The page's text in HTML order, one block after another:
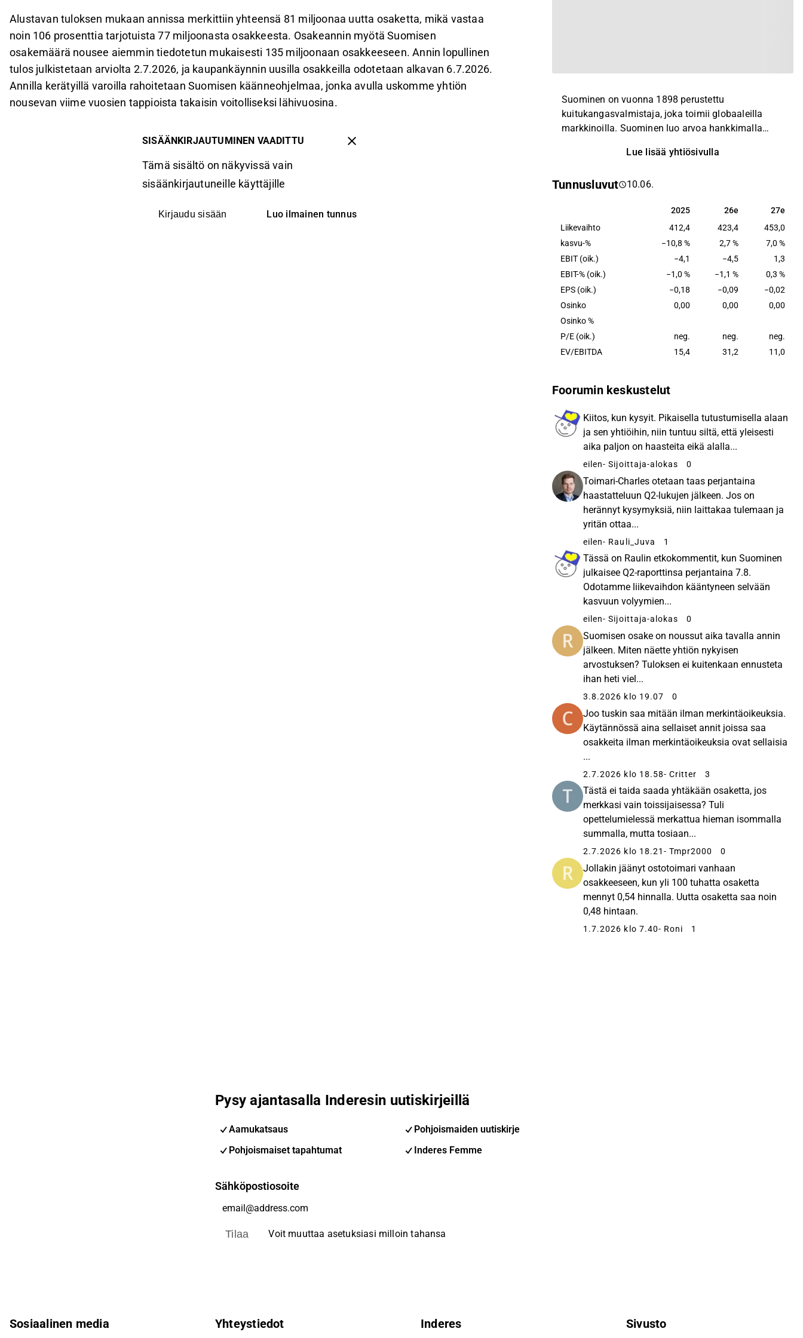
Alustavan tuloksen mukaan annissa merkittiin yhteensä 81 miljoonaa uutta osaketta, mikä vastaa
noin 106 prosenttia tarjotuista 77 miljoonasta osakkeesta. Osakeannin myötä Suomisen
osakemäärä nousee aiemmin tiedotetun mukaisesti 135 miljoonaan osakkeeseen. Annin lopullinen
tulos julkistetaan arviolta 2.7.2026, ja kaupankäynnin uusilla osakkeilla odotetaan alkavan 6.7.2026.
Annilla kerätyillä varoilla rahoitetaan Suomisen käänneohjelmaa, jonka avulla uskomme yhtiön
nousevan viime vuosien tappioista takaisin voitolliseksi lähivuosina.
SISÄÄNKIRJAUTUMINEN VAADITTU
Tämä sisältö on näkyvissä vain
sisäänkirjautuneille käyttäjille
Kirjaudu sisään Luo ilmainen tunnus
Suominen on vuonna 1898 perustettu
kuitukangasvalmistaja, joka toimii globaaleilla
markkinoilla. Suominen luo arvoa hankkimalla
kuitukankaita, joita asiakkaat jatkojalostavat
Suomisella on kaksi liiketoiminta-aluetta: Amerikat
Suominen on myös maailmanlaajuinen
markkinajohtaja ja yksi maailman suurimmista
vesineulausteknologialla valmistettujen
kuitukankaiden valmistajista.
Lue lisää yhtiösivulla
Tunnusluvut 10.06.
2025 26e 27e
2025 26e
27e
Liikevaihto
412,4 423,4
453,0
kasvu-%
−10,8 % 2,7 %
7,0 %
EBIT (oik.)
−4,1 −4,5
1,3
EBIT-% (oik.)
−1,0 % −1,1 %
0,3 %
EPS (oik.)
−0,18 −0,09
−0,02
Osinko
0,00 0,00
0,00
Osinko %
P/E (oik.)
neg. neg.
neg.
EV/EBITDA
15,4 31,2 11,0
Foorumin keskustelut
Kiitos, kun kysyit. Pikaisella tutustumisella alaan
ja sen yhtiöihin, niin tuntuu siltä, että yleisesti
aika paljon on haasteita eikä alalla...
eilen- Sijoittaja-alokas 0
Toimari-Charles otetaan taas perjantaina
haastatteluun Q2-lukujen jälkeen. Jos on
herännyt kysymyksiä, niin laittakaa tulemaan ja
yritän ottaa...
eilen- Rauli_Juva 1
Tässä on Raulin etkokommentit, kun Suominen
julkaisee Q2-raporttinsa perjantaina 7.8.
Odotamme liikevaihdon kääntyneen selvään
kasvuun volyymien...
eilen- Sijoittaja-alokas 0
Suomisen osake on noussut aika tavalla annin
jälkeen. Miten näette yhtiön nykyisen
arvostuksen? Tuloksen ei kuitenkaan ennusteta
ihan heti viel...
3.8.2026 klo 19.07 0
Joo tuskin saa mitään ilman merkintäoikeuksia.
Käytännössä aina sellaiset annit joissa saa
osakkeita ilman merkintäoikeuksia ovat sellaisia
...
2.7.2026 klo 18.58- Critter 3
Tästä ei taida saada yhtäkään osaketta, jos
merkkasi vain toissijaisessa? Tuli
opettelumielessä merkattua hieman isommalla
summalla, mutta tosiaan...
2.7.2026 klo 18.21 - Tmpr2000 0
Jollakin jäänyt ostotoimari vanhaan
osakkeeseen, kun yli 100 tuhatta osaketta
mennyt 0,54 hinnalla. Uutta osaketta saa noin
0,48 hintaan.
1.7.2026 klo 7.40- Roni 1
Pysy ajantasalla Inderesin uutiskirjeillä
Aamukatsaus
Pohjoismaiden uutiskirje
Pohjoismaiset tapahtumat
Inderes Femme
Sähköpostiosoite
Tilaa Voit muuttaa asetuksiasi milloin tahansa
Sosiaalinen media Yhteystiedot Inderes Sivusto